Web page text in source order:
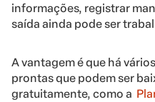
informações, registrar
saída ainda pode ser
A vantagem é que há
prontas que podem ser
gratuitamente, como a